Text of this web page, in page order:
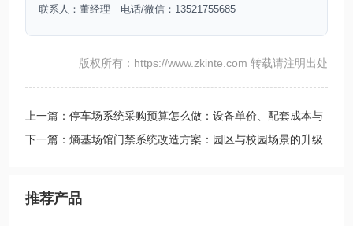
联系人：董经理 电话/微信：13521755685
版权所有：https://www.zkinte.com 转载请注明出处
上一篇：停车场系统采购预算怎么做：设备单价、配套成本与
风险点
下一篇：熵基场馆门禁系统改造方案：园区与校园场景的升级
推荐产品